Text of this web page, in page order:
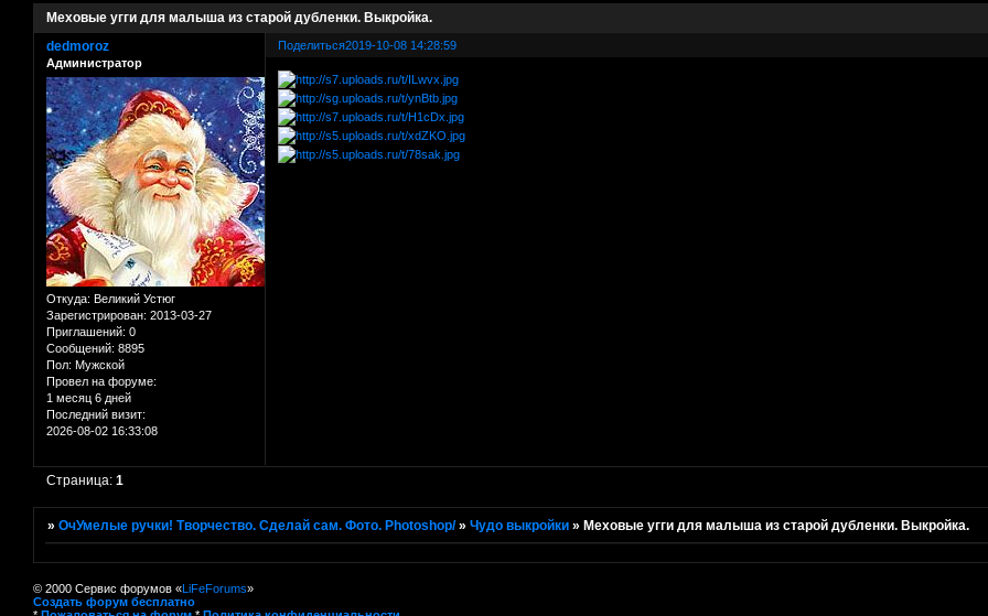
Меховые угги для малыша из старой дубленки. Выкройка.
Поделиться2019-10-08 14:28:59
dedmoroz
Администратор
Откуда: Великий Устюг
Зарегистрирован: 2013-03-27
Приглашений: 0
Сообщений: 8895
Пол: Мужской
Провел на форуме:
1 месяц 6 дней
Последний визит:
2026-08-02 16:33:08
Страница:1
»ОчУмелые ручки! Творчество. Сделай сам. Фото. Photoshop/ »Чудо выкройки » Меховые угги для малыша из старой дубленки. Выкройка.
© 2000 Сервис форумов «LiFeForums»
Создать форум бесплатно